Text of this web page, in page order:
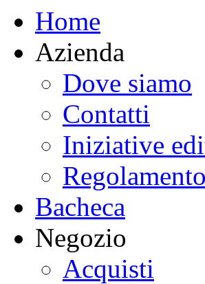
Home
Azienda
Dove siamo
Contatti
Iniziative
Bacheca
Negozio
Acquisti